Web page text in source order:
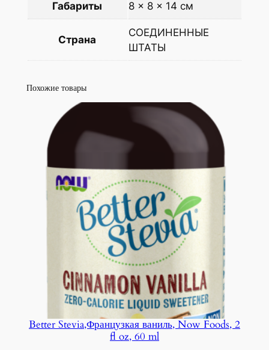
Габариты 8 × 8 × 14 см
Страна
СОЕДИНЕННЫЕ
ШТАТЫ
Похожие товары
Better Stevia,Французкая ваниль, Now Foods, 2
fl oz, 60 ml